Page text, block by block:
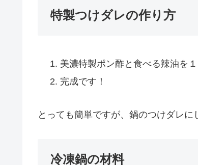
特製つけダレの作り方
美濃特製ポン酢と食べる辣油を
完成です！
とっても簡単ですが、鍋のつけダレに
冷凍鍋の材料